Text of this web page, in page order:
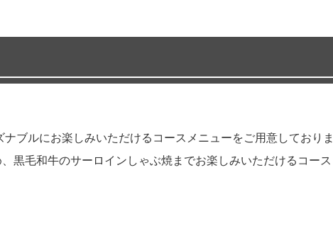
ブルにお楽しみいただけるコースメニューをご用意しておりま
黒毛和牛のサーロインしゃぶ焼までお楽しみいただけるコー